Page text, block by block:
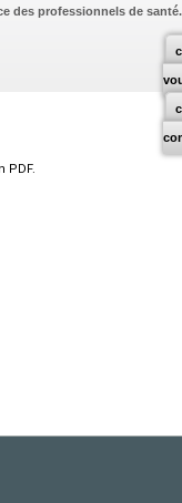
des professionnels de santé.
PDF.